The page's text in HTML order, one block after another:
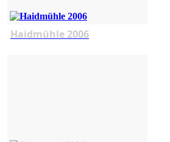
Haidmühle 2006